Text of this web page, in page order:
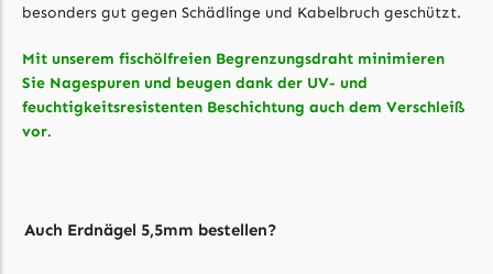
LandXcape
LandXcape Messer
Begrenzungsdraht
LawnBott
besonders gut gegen Schädlinge und Kabelbruch geschützt.
Mit unserem fischölfreien Begrenzungsdraht minimieren
Sie Nagespuren und beugen dank der UV- und
feuchtigkeitsresistenten Beschichtung auch dem Verschleiß
vor.
Auch Erdnägel 5,5mm bestellen?